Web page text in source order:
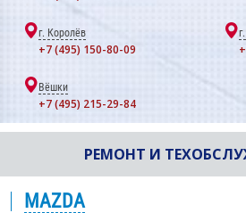
г. Королёв
+7 (495) 150-80-09
Вёшки
+7 (495) 215-29-84
РЕМОНТ И
MAZDA